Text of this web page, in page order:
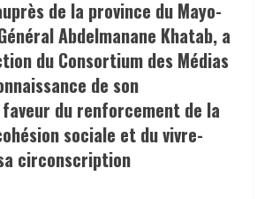
de la province du Mayo-
Abdelmanane Khatab, a
du Consortium des Médias
de son
du renforcement de la
sociale et du vivre-
circonscription